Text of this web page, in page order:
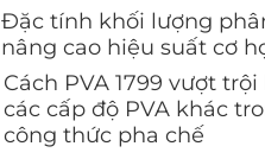
Đặc tính khối lượng
nâng cao hiệu suất cơ
Cách PVA 1799 vượt trội
các cấp độ PVA khác
công thức pha chế